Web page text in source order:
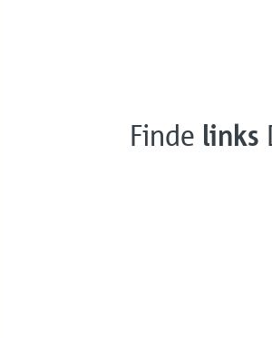
Finde links